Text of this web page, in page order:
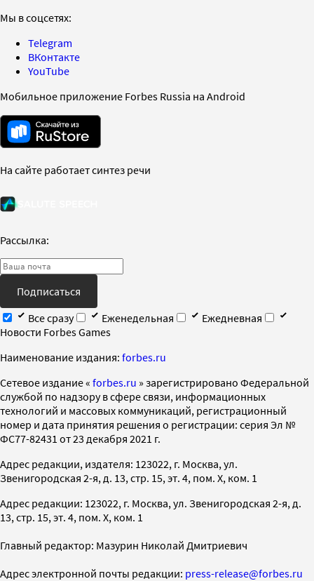
Мы в соцсетях:
Telegram
ВКонтакте
YouTube
Мобильное приложение Forbes Russia на Android
На сайте работает синтез речи
Рассылка:
Подписаться
Все сразу
Еженедельная
Ежедневная
Новости Forbes Games
Наименование издания: forbes.ru
Cетевое издание « forbes.ru » зарегистрировано Федеральной
службой по надзору в сфере связи, информационных
технологий и массовых коммуникаций, регистрационный
номер и дата принятия решения о регистрации: серия Эл №
ФС77-82431 от 23 декабря 2021 г.
Адрес редакции, издателя: 123022, г. Москва, ул.
Звенигородская 2-я, д. 13, стр. 15, эт. 4, пом. X, ком. 1
Адрес редакции: 123022, г. Москва, ул. Звенигородская 2-я, д.
13, стр. 15, эт. 4, пом. X, ком. 1
Главный редактор: Мазурин Николай Дмитриевич
Адрес электронной почты редакции: press-release@forbes.ru